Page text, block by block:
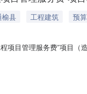
榆县 工程建筑
预
项目管理服务费”项目
时间）前提交响应文